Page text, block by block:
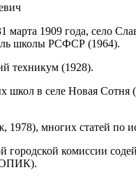
марта 1909 года, село
школы РСФСР (1964).
техникум (1928).
школ в селе Новая Сотня
многих статей по
городской комиссии